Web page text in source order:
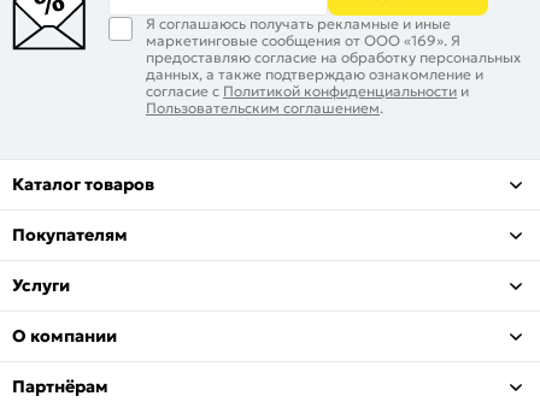
Я соглашаюсь получать рекламные и иные
маркетинговые сообщения от ООО «169». Я
предоставляю согласие на обработку персональных
данных, а также подтверждаю ознакомление и
согласие с Политикой конфиденциальности и
Пользовательским соглашением.
Каталог товаров
Покупателям
Услуги
О компании
Партнёрам